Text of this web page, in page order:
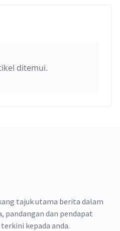
ditemui.
tajuk utama berita dalam
pandangan dan pendapat
kepada anda.